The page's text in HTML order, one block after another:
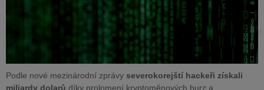
Podle nové mezinárodní zprávy severokorejští hackeři získali
miliardy dolarů díky prolomení kryptoměnových burz a